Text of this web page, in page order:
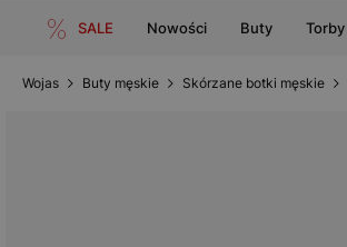
SALE Nowości Buty Torby
Wojas Buty męskie Skórzane botki męskie